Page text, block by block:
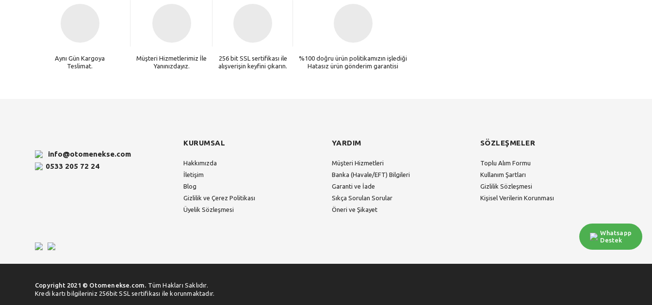
Aynı Gün Kargoya
Teslimat.
Müşteri Hizmetlerimiz İle
Yanınızdayız.
256 bit SSL sertifikası ile
alışverişin keyfini çıkarın.
%100 doğru ürün politikamızın işlediği
Hatasız ürün gönderim garantisi
info@otomenekse.com
0533 205 72 24
KURUMSAL
Hakkımızda
İletişim
Blog
Gizlilik ve Çerez Politikası
Üyelik Sözleşmesi
YARDIM
Müşteri Hizmetleri
Banka (Havale/EFT) Bilgileri
Garanti ve İade
Sıkça Sorulan Sorular
Öneri ve Şikayet
SÖZLEŞMELER
Toplu Alım Formu
Kullanım Şartları
Gizlilik Sözleşmesi
Kişisel Verilerin Korunması
Copyright 2021 © Otomenekse.com. Tüm Hakları Saklıdır.
Kredi kartı bilgileriniz 256bit SSL sertifikası ile korunmaktadır.
Whatsapp
Destek